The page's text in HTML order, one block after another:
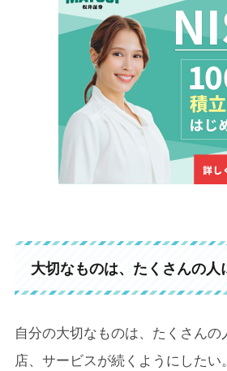
大切なものは、たくさんの人
自分の大切なものは、たくさん
店、サービスが続くようにしたい。